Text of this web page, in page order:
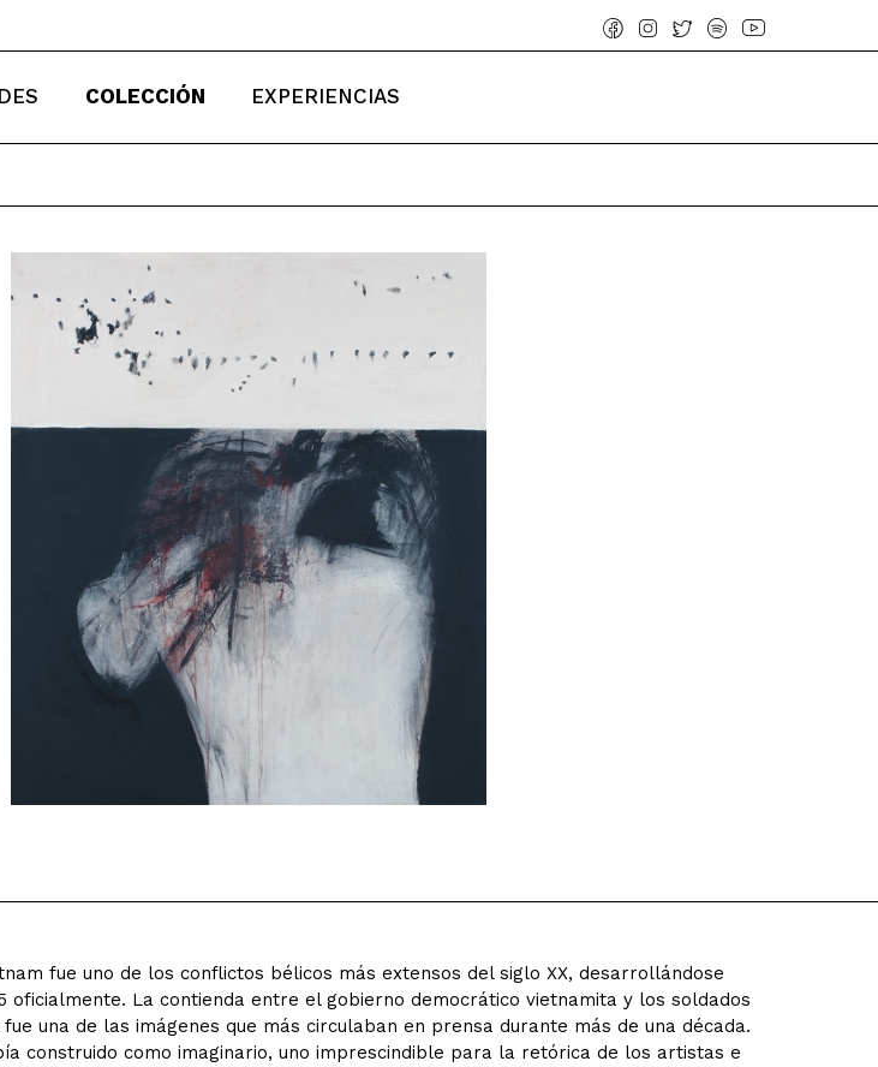
COLECCIÓN EXPERIENCIAS
fue uno de los conflictos bélicos más extensos del siglo XX, desarrollándose
oficialmente. La contienda entre el gobierno democrático vietnamita y los soldados
fue una de las imágenes que más circulaban en prensa durante más de una década.
construido como imaginario, uno imprescindible para la retórica de los artistas e